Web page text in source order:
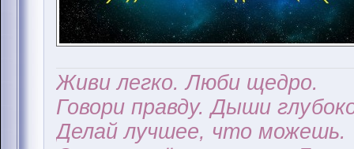
Живи легко. Люби щедро.
Говори правду. Дыши
Делай лучшее, что можешь.